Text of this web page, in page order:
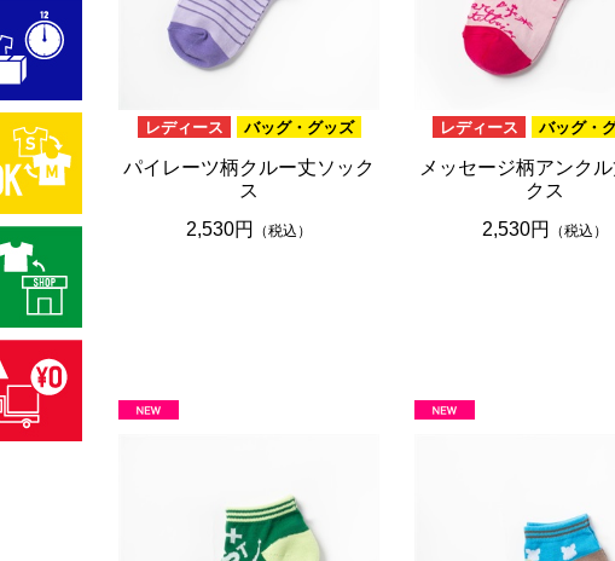
レディース バッグ・グッズ
パイレーツ柄クルー丈ソック
ス
2,530円
（税込）
レディース バッグ・
メッセージ柄アンク
クス
2,530円
（税込）